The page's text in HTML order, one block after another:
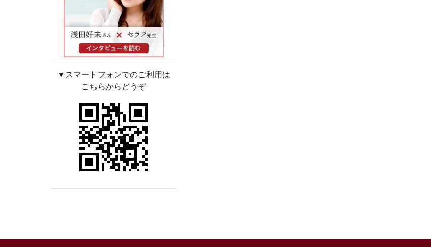
▼スマートフォンでのご利用は
こちらからどうぞ